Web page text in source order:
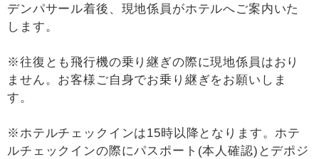
デンパサール着後、現地係員がホテルへご案内いた
します。
※往復とも飛行機の乗り継ぎの際に現地係員はおり
ません。お客様ご自身でお乗り継ぎをお願いしま
す。
※ホテルチェックインは15時以降となります。ホテ
ルチェックインの際にパスポート(本人確認)とデポジ